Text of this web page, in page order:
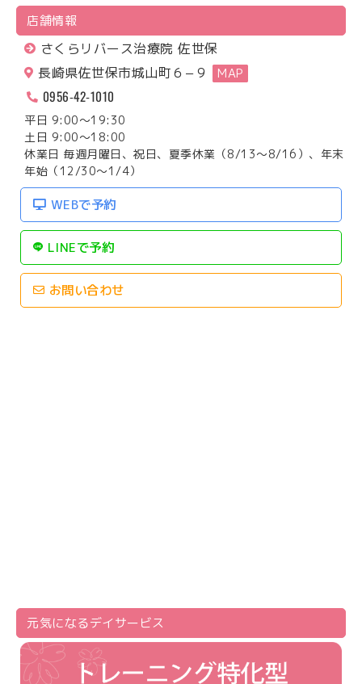
店舗情報
さくらリバース治療院 佐世保
長崎県佐世保市城山町６−９
MAP
0956-42-1010
平日 9:00～19:30
土日 9:00～18:00
休業日 毎週月曜日、祝日、夏季休業（8/13～8/16）、年末
年始（12/30～1/4）
WEBで予約
LINEで予約
お問い合わせ
元気になるデイサービス